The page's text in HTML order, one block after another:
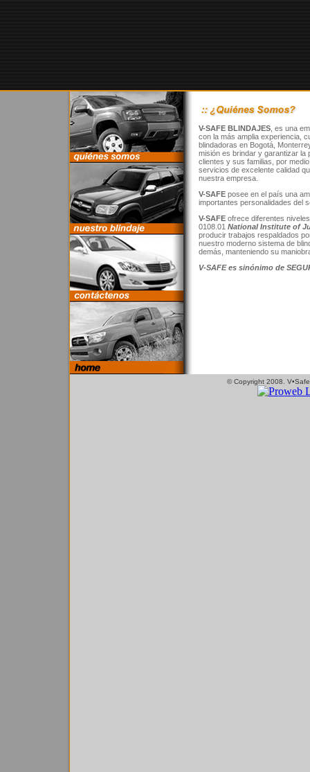
V-SAFE BLINDAJES , es una
con la más amplia experiencia,
blindadoras en Bogotá,
misión es brindar y garantizar la
clientes y sus familias, por
servicios de excelente calidad
nuestra empresa.
V-SAFE posee en el país una
importantes personalidades del
V-SAFE ofrece diferentes
0108.01 National Institute of
producir trabajos respaldados
nuestro moderno sistema de
demás, manteniendo su
V-SAFE es sinónimo de
© Copyright 2008.